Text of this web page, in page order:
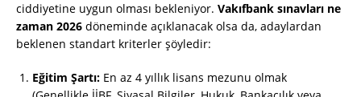
ciddiyetine uygun olması bekleniyor. Vakıfbank sınavları ne
zaman 2026 döneminde açıklanacak olsa da, adaylardan
beklenen standart kriterler şöyledir:
Eğitim Şartı: En az 4 yıllık lisans mezunu olmak